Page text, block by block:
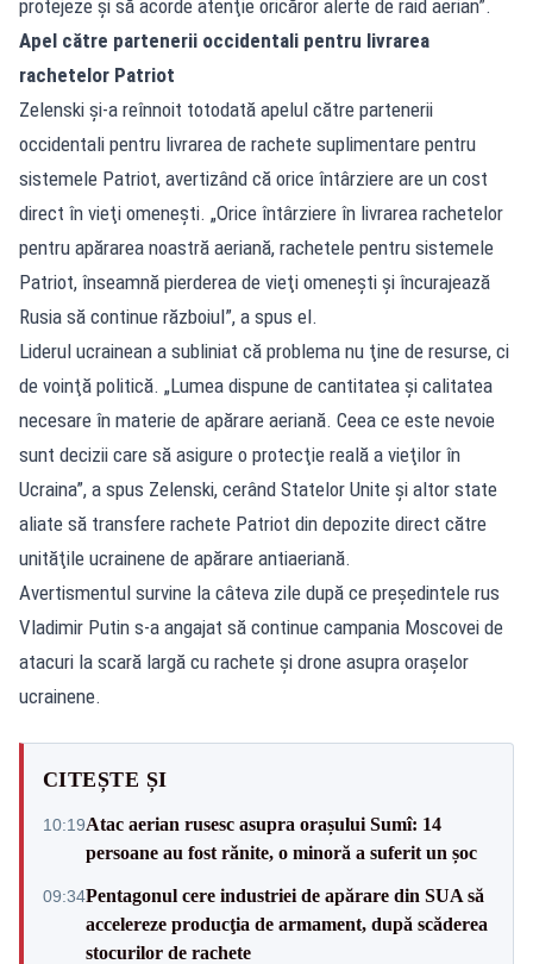
protejeze şi să acorde atenţie oricăror alerte de raid aerian”.
Apel către partenerii occidentali pentru livrarea
rachetelor Patriot
Zelenski şi-a reînnoit totodată apelul către partenerii
occidentali pentru livrarea de rachete suplimentare pentru
sistemele Patriot, avertizând că orice întârziere are un cost
direct în vieţi omeneşti. „Orice întârziere în livrarea rachetelor
pentru apărarea noastră aeriană, rachetele pentru sistemele
Patriot, înseamnă pierderea de vieţi omeneşti şi încurajează
Rusia să continue războiul”, a spus el.
Liderul ucrainean a subliniat că problema nu ţine de resurse, ci
de voinţă politică. „Lumea dispune de cantitatea şi calitatea
necesare în materie de apărare aeriană. Ceea ce este nevoie
sunt decizii care să asigure o protecţie reală a vieţilor în
Ucraina”, a spus Zelenski, cerând Statelor Unite şi altor state
aliate să transfere rachete Patriot din depozite direct către
unităţile ucrainene de apărare antiaeriană.
Avertismentul survine la câteva zile după ce preşedintele rus
Vladimir Putin s-a angajat să continue campania Moscovei de
atacuri la scară largă cu rachete şi drone asupra oraşelor
ucrainene.
CITEȘTE ȘI
10:19Atac aerian rusesc asupra orașului Sumî: 14
persoane au fost rănite, o minoră a suferit un șoc
09:34Pentagonul cere industriei de apărare din SUA să
accelereze producţia de armament, după scăderea
stocurilor de rachete